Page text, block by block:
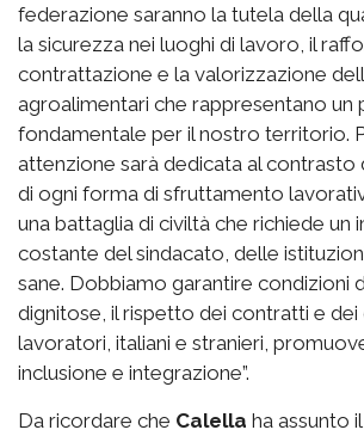
federazione saranno la tutela della
la sicurezza nei luoghi di lavoro, il
contrattazione e la valorizzazione
agroalimentari che rappresentano un
fondamentale per il nostro territorio.
attenzione sarà dedicata al contrasto
di ogni forma di sfruttamento
una battaglia di civiltà che richiede un
costante del sindacato, delle
sane. Dobbiamo garantire condizioni
dignitose, il rispetto dei contratti e dei
lavoratori, italiani e stranieri,
inclusione e integrazione”.
Da ricordare che Calella ha assunto